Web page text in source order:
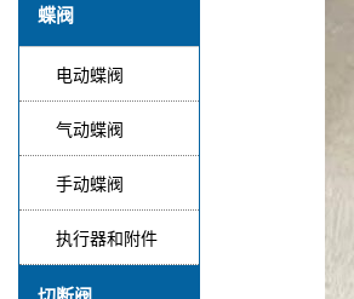
蝶阀
电动蝶阀
气动蝶阀
手动蝶阀
执行器和附件